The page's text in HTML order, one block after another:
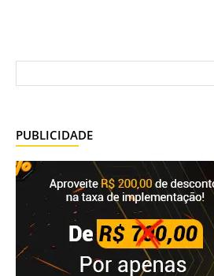
PUBLICIDADE